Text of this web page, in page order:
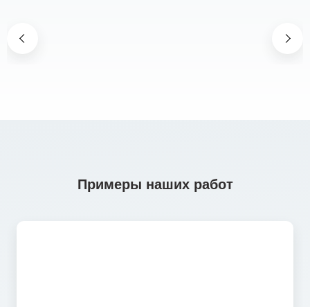
Примеры наших работ